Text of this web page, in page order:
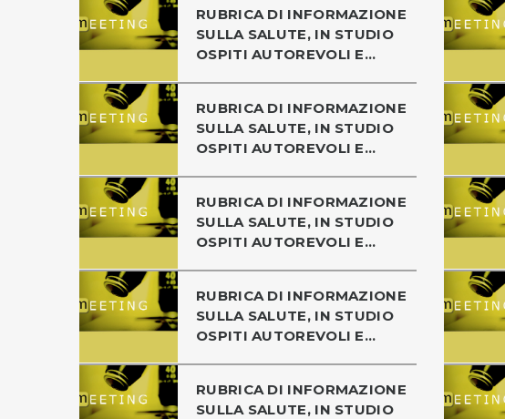
RUBRICA DI INFORMAZIONE
SULLA SALUTE, IN STUDIO
OSPITI AUTOREVOLI E...
RUBRICA DI INFORMAZIONE
SULLA SALUTE, IN STUDIO
OSPITI AUTOREVOLI E...
RUBRICA DI INFORMAZIONE
SULLA SALUTE, IN STUDIO
OSPITI AUTOREVOLI E...
RUBRICA DI INFORMAZIONE
SULLA SALUTE, IN STUDIO
OSPITI AUTOREVOLI E...
RUBRICA DI INFORMAZIONE
SULLA SALUTE, IN STUDIO